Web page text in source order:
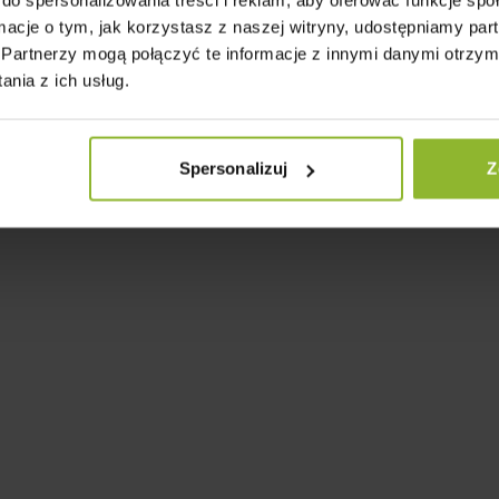
o tym, jak korzystasz z naszej witryny, udostępniamy
mogą połączyć te informacje z innymi danymi
z ich usług.
Spersonalizuj
Po Montażu
ogrodowych do
zapłacić dopiero po
Praktyczny Wygląd,
Wzrok
✔️ La Mare to
które robią robotę –